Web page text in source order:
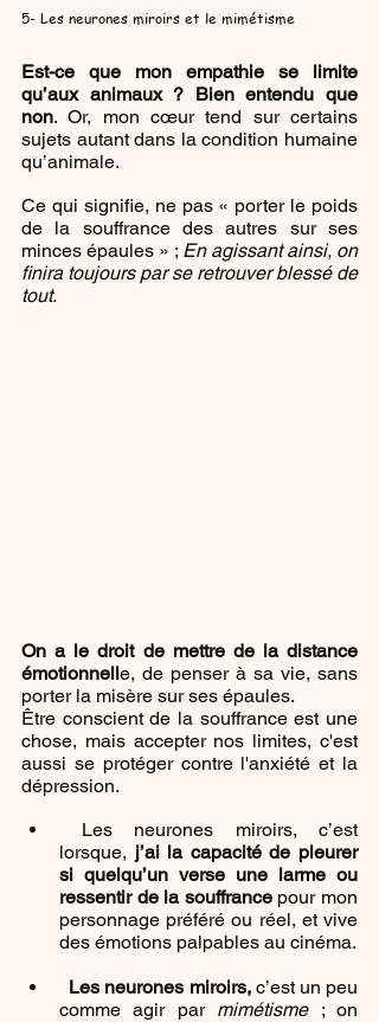
5- Les neurones miroirs et le mimétisme
Est-ce que mon empathie se limite
qu’aux animaux ? Bien entendu que
non. Or, mon cœur tend sur certains
sujets autant dans la condition humaine
qu’animale.
Ce qui signifie, ne pas « porter le poids
de la souffrance des autres sur ses
minces épaules » ; En agissant ainsi, on
finira toujours par se retrouver blessé de
tout.
On a le droit de mettre de la distance
émotionnelle, de penser à sa vie, sans
porter la misère sur ses épaules.
Être conscient de la souffrance est une
chose, mais accepter nos limites, c'est
aussi se protéger contre l'anxiété et la
dépression.
lorsque, j’ai la capacité de pleurer
si quelqu’un verse une larme ou
ressentir de la souffrance pour mon
personnage préféré ou réel, et vive
des émotions palpables au cinéma.
Les neurones miroirs, c’est un peu
comme agir par mimétisme ; on